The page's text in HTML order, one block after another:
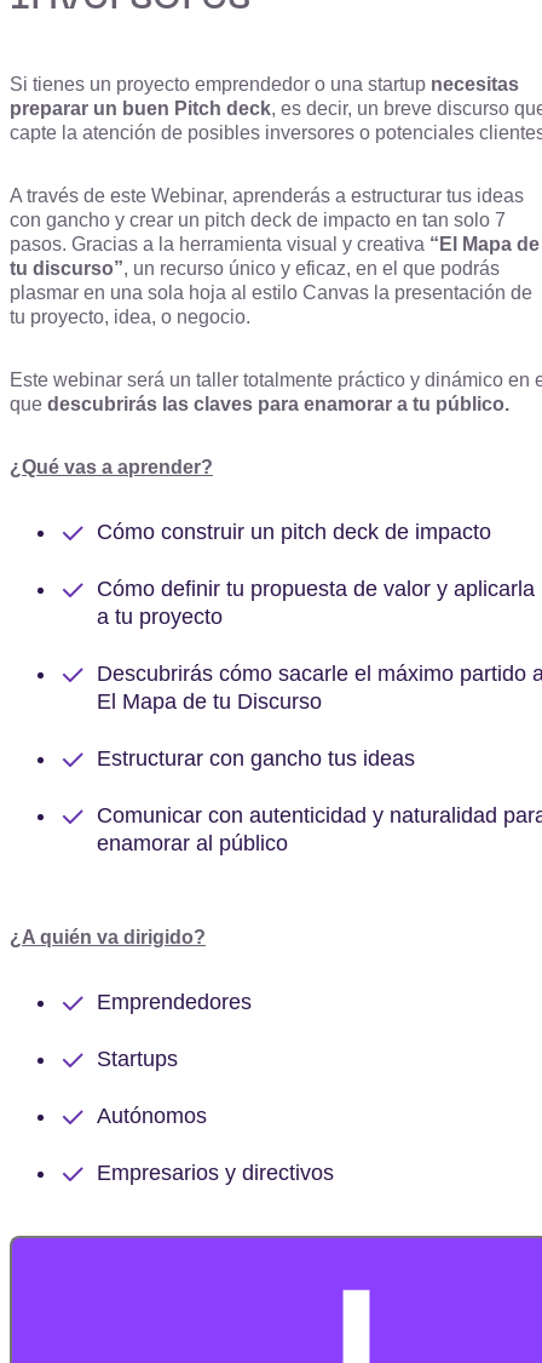
Si tienes un proyecto emprendedor o una startup necesitas
preparar un buen Pitch deck, es decir, un breve discurso
capte la atención de posibles inversores o potenciales
A través de este Webinar, aprenderás a estructurar tus ideas
con gancho y crear un pitch deck de impacto en tan solo 7
pasos. Gracias a la herramienta visual y creativa “El Mapa de
tu discurso”, un recurso único y eficaz, en el que podrás
plasmar en una sola hoja al estilo Canvas la presentación de
tu proyecto, idea, o negocio.
Este webinar será un taller totalmente práctico y dinámico en
que descubrirás las claves para enamorar a tu público.
¿Qué vas a aprender?
Cómo construir un pitch deck de impacto
Cómo definir tu propuesta de valor y aplicarla
a tu proyecto
Descubrirás cómo sacarle el máximo partido
El Mapa de tu Discurso
Estructurar con gancho tus ideas
Comunicar con autenticidad y naturalidad
enamorar al público
¿A quién va dirigido?
Emprendedores
Startups
Autónomos
Empresarios y directivos